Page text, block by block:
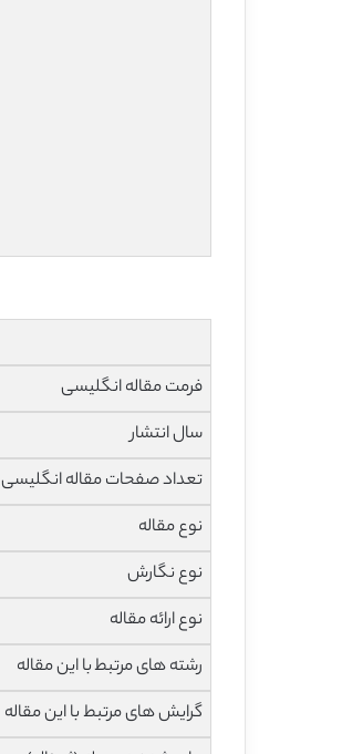
فرمت مقاله انگلیسی
سال انتشار
تعداد صفحات مقاله انگلیسی
نوع مقاله
نوع نگارش
نوع ارائه مقاله
رشته های مرتبط با این مقاله
گرایش های مرتبط با این مقاله